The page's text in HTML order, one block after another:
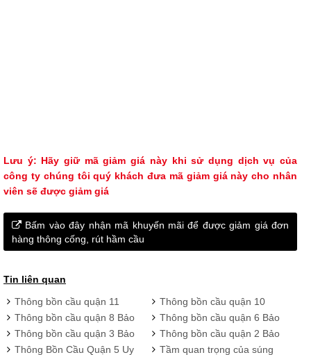
Lưu ý: Hãy giữ mã giảm giá này khi sử dụng dịch vụ của
công ty chúng tôi quý khách đưa mã giảm giá này cho nhân
viên sẽ được giảm giá
Bấm vào đây nhận mã khuyến mãi để được giảm giá đơn
hàng thông cống, rút hầm cầu
Tin liên quan
Thông bồn cầu quận 11
Bảo Phát giá rẻ, quy trình
chuẩn
Thông bồn cầu quận 10
Bảo Phát uy tín chất lượng
giá rẻ
Thông bồn cầu quận 8 Bảo
Phát giá siêu hợp lý
Thông bồn cầu quận 6 Bảo
Phát hiệu quả triệt để
Thông bồn cầu quận 3 Bảo
Phát dịch vụ 24/24, hỗ trợ
Thông bồn cầu quận 2 Bảo
Phát siêu rẻ, bảo hành 4
Thông Bồn Cầu Quận 5 Uy
Tầm quan trọng của súng